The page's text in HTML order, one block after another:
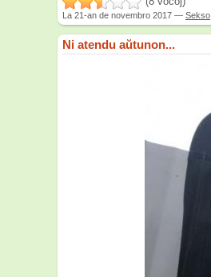
La 21-an de novembro 2017 — Sekso
Ni atendu aŭtunon...